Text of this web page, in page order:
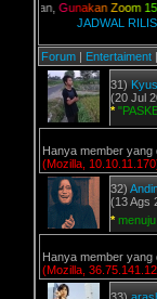
una kan Zoom 150% di
JADWAL RILIS
Forum | Entertaiment |
31)
(20 Jul
*
Hanya member yang
(Mozilla,
32)
(13 Ags
*
Hanya member yang
(Mozilla,